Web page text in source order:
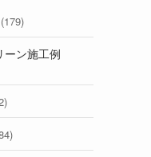
(179)
ーン施工例